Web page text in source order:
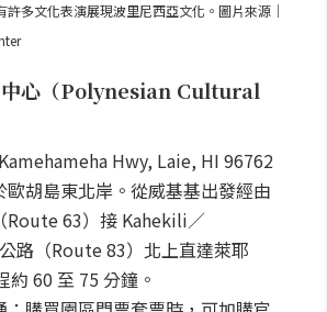
多文化表演展現波里尼西亞文化。圖片來源｜
中心（Polynesian Cultural
Hwy, Laie, HI 96762
歐胡島東北岸。從威基基出發經由
63）接 Kahekili／
路（Route 83）北上直達萊耶
約 60 至 75 分鐘。